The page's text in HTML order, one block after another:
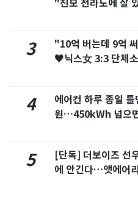
"친모 전라도에 잘
3
"10억 버는데 9억
♥닉스女 3:3 단체
4
에어컨 하루 종일
원…450kWh 넘으
5
[단독] 더보이즈 선
에 안긴다…앳에어